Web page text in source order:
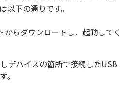
以下の通りです。
からダウンロードし、起動してく
デバイスの箇所で接続したUSB
。